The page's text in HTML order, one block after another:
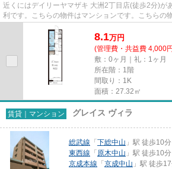
近くにはデイリーヤマザキ 大洲2丁目店(徒歩2分)が
利です。こちらの物件はマンションです。こちらの
り、移動範囲も広がります。こ...
8.1万円
(管理費・共益費 4,000
敷：0ヶ月｜礼：1ヶ月
所在階：1階
間取り：1K
面積：27.32㎡
賃貸｜マンション グレイス ヴィラ
総武線 「 下総中山 」駅 徒歩10分
東西線 「 原木中山 」駅 徒歩10分
京成本線 「 京成中山 」駅 徒歩